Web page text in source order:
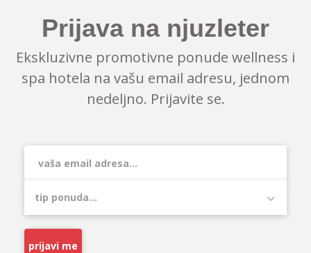
Prijava na njuzleter
Ekskluzivne promotivne ponude wellness i
spa hotela na vašu email adresu, jednom
nedeljno. Prijavite se.
prijavi me